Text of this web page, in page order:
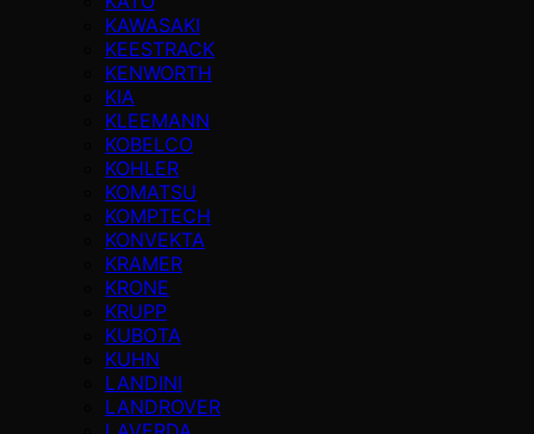
KAWASAKI
KEESTRACK
KENWORTH
KIA
KLEEMANN
KOBELCO
KOHLER
KOMATSU
KOMPTECH
KONVEKTA
KRAMER
KRONE
KRUPP
KUBOTA
KUHN
LANDINI
LANDROVER